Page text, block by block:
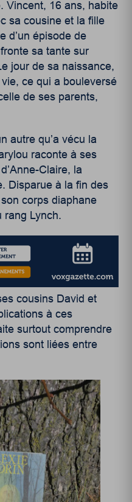
Vincent, 16 ans, habite
sa cousine et la fille
d’un épisode de
sa tante sur
jour de sa naissance,
ce qui a bouleversé
de ses parents,
autre qu’a vécu la
raconte à ses
Claire, la
Disparue à la fin des
corps diaphane
rang Lynch.
cousins David et
à ces
surtout comprendre
sont liées entre